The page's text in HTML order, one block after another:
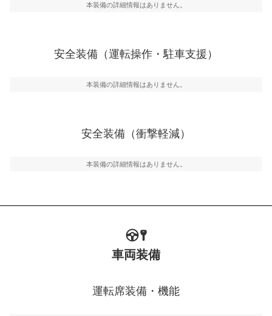
運転・駐車支援
グ・アシストやサイドブラインドモニターなどが装備さ
万が一車体が衝撃を受けたときに、運転者・同乗者を守
るSRSエアバッグシステム、プリテンショナーシートベ
本装備の詳細情報はありません。
安全装備（運転操作・駐車支援）
本装備の詳細情報はありません。
安全装備（衝撃軽減）
本装備の詳細情報はありません。
車両装備
運転席装備・機能